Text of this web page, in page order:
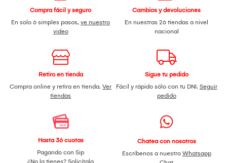
Compra fácil y seguro
En solo 6 simples pasos, ve nuestro
video
Cambios y devoluciones
En nuestras 26 tiendas a nivel
nacional
Retiro en tienda
Compra online y retira en tienda. Ver
tiendas
Sigue tu pedido
Fácil y rápido sólo con tu DNI. Seguir
pedido
Hasta 36 cuotas
Pagando con Sip
¿No la tienes? Solicítala
Chatea con nosotros
Escríbenos a nuestro Whatsapp